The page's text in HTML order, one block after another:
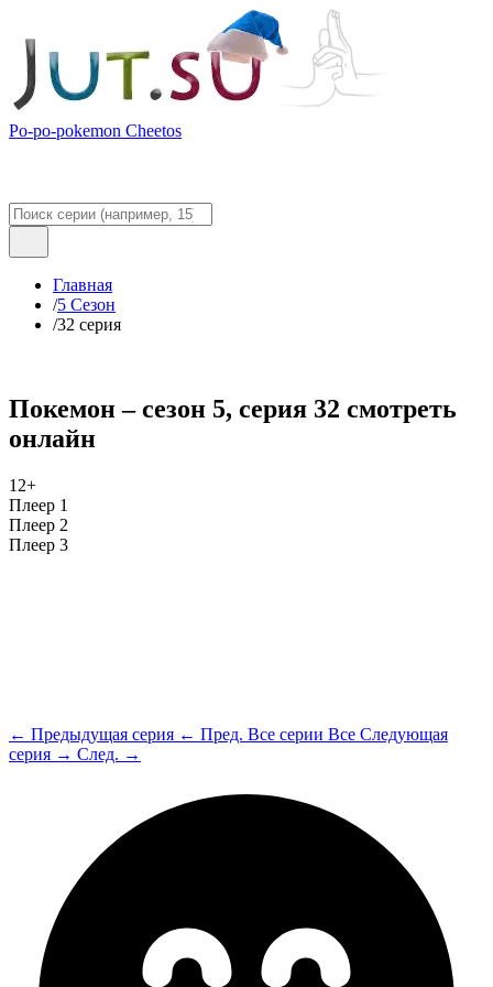
Po-po-pokemon Cheetos
Главная
/5 Сезон
/32 серия
Покемон – сезон 5, серия 32 смотреть
онлайн
12+
Плеер 1
Плеер 2
Плеер 3
← Предыдущая серия ← Пред. Все серии Все Следующая
серия → След. →